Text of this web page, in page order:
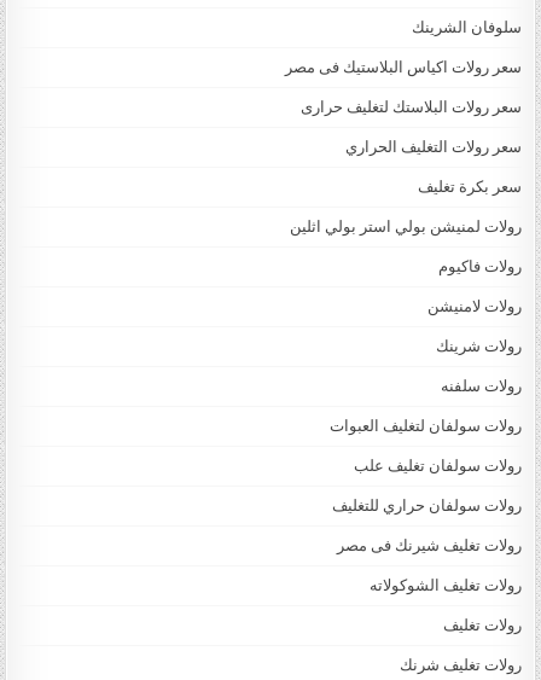
سلوفان الشرينك
سعر رولات اكياس البلاستيك فى مصر
سعر رولات البلاستك لتغليف حرارى
سعر رولات التغليف الحراري
سعر بكرة تغليف
رولات لمنيشن بولي استر بولي اثلين
رولات فاكيوم
رولات لامنيشن
رولات شرينك
رولات سلفنه
رولات سولفان لتغليف العبوات
رولات سولفان تغليف علب
رولات سولفان حراري للتغليف
رولات تغليف شيرنك فى مصر
رولات تغليف الشوكولاته
رولات تغليف
رولات تغليف شرنك